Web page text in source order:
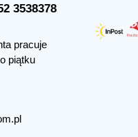
3538378
pracuje
piątku